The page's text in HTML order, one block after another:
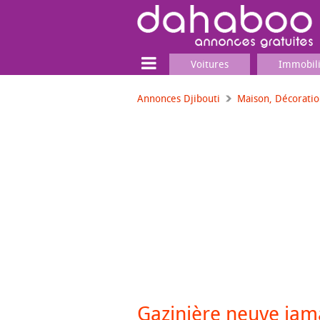
Voitures
Annonces Djibouti Maison,
Gazinière neuve